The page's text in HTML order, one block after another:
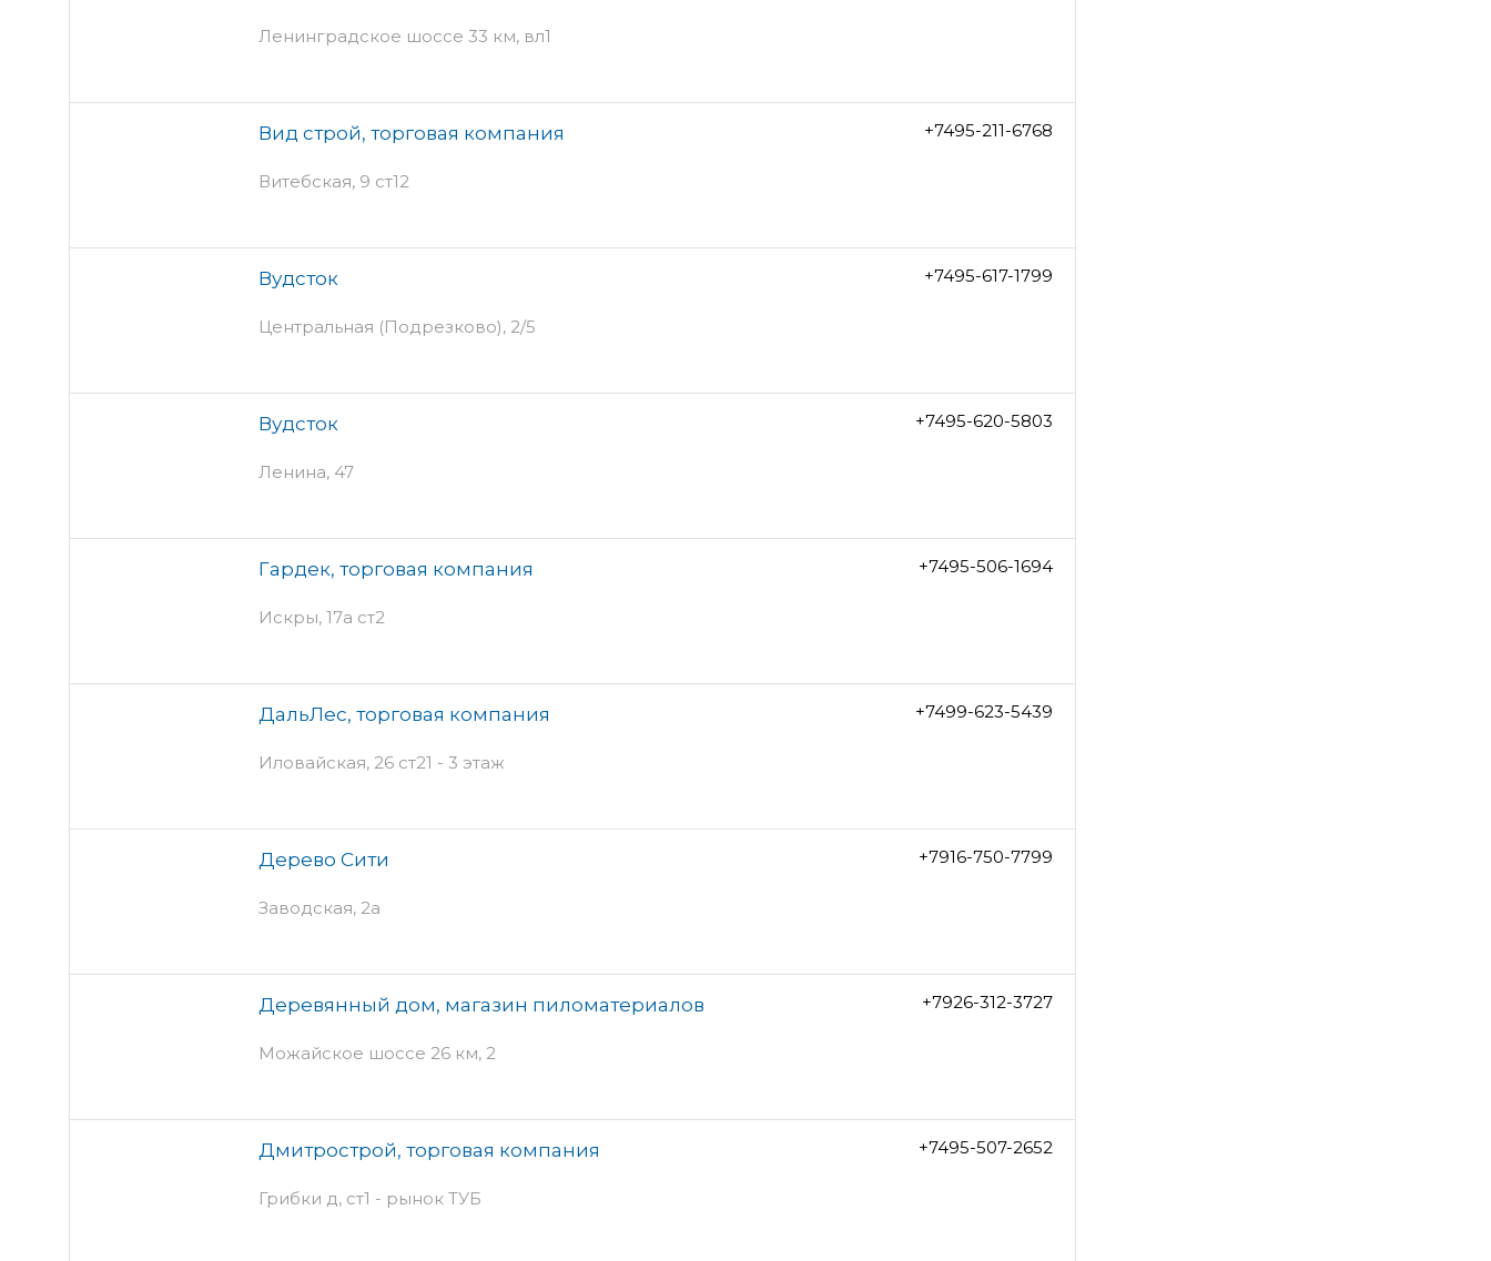
Ленинградское шоссе 33 км, вл1
Вид строй, торговая компания
Витебская, 9 ст12
+7495-211-6768
Вудсток
Центральная (Подрезково), 2/5
+7495-617-1799
Вудсток
Ленина, 47
+7495-620-5803
Гардек, торговая компания
Искры, 17а ст2
+7495-506-1694
ДальЛес, торговая компания
Иловайская, 26 ст21 - 3 этаж
+7499-623-5439
Дерево Сити
Заводская, 2а
+7916-750-7799
Деревянный дом, магазин пиломатериалов
Можайское шоссе 26 км, 2
+7926-312-3727
Дмитрострой, торговая компания
Грибки д, ст1 - рынок ТУБ
+7495-507-2652